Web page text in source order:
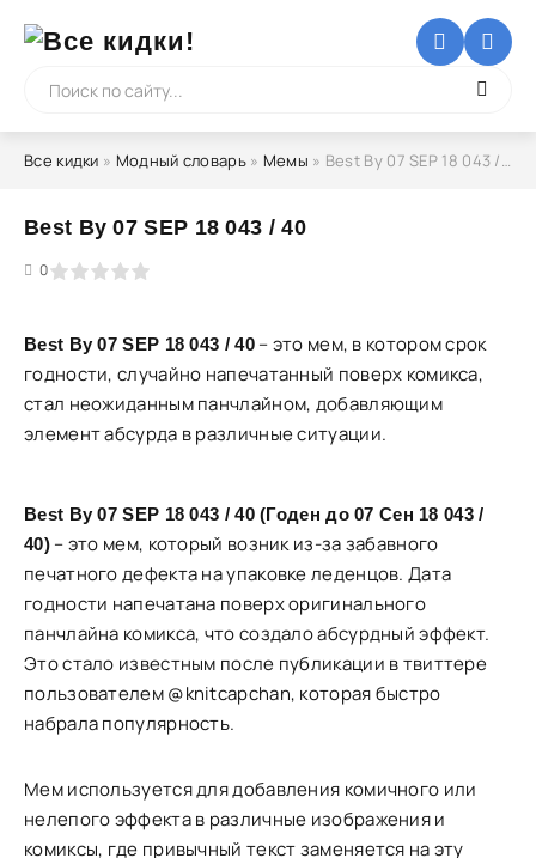
Все кидки » Модный словарь» Мемы » Best By 07 SEP 18 043 / 40
Best By 07 SEP 18 043 / 40
0
Best By 07 SEP 18 043 / 40– это мем, в котором срок
годности, случайно напечатанный поверх комикса,
стал неожиданным панчлайном, добавляющим
элемент абсурда в различные ситуации.
Best By 07 SEP 18 043 / 40 (Годен до 07 Сен 18 043 /
40)– это мем, который возник из-за забавного
печатного дефекта на упаковке леденцов. Дата
годности напечатана поверх оригинального
панчлайна комикса, что создало абсурдный эффект.
Это стало известным после публикации в твиттере
пользователем @knitcapchan, которая быстро
набрала популярность.
Мем используется для добавления комичного или
нелепого эффекта в различные изображения и
комиксы, где привычный текст заменяется на эту